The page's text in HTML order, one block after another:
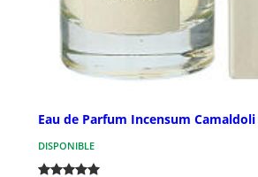
Eau de Parfum Incensum
DISPONIBLE